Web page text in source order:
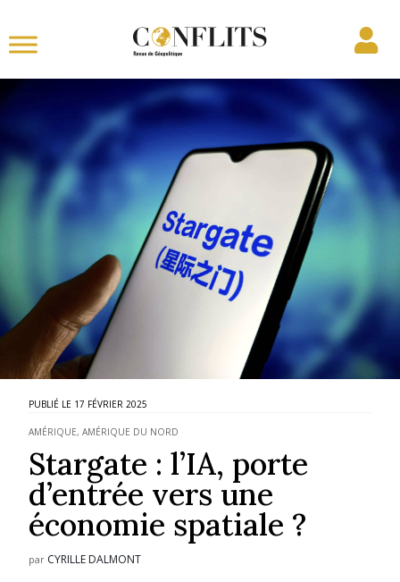
17 FÉVRIER 2025
AMÉRIQUE,AMÉRIQUE DU NORD
Stargate : l’IA, porte
d’entrée vers une
économie spatiale ?
par CYRILLE DALMONT